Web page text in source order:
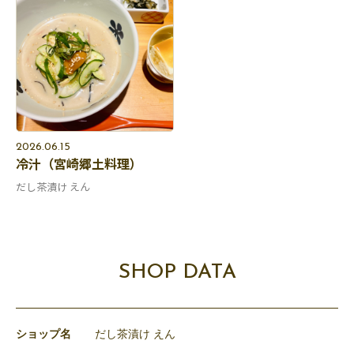
2026.06.15
冷汁（宮崎郷土料理）
だし茶漬け えん
SHOP DATA
ショップ名 だし茶漬け えん